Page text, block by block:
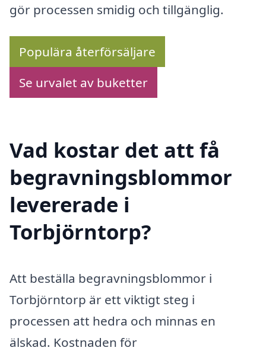
gör processen smidig och tillgänglig.
Populära återförsäljare
Se urvalet av buketter
Vad kostar det att få
begravningsblommor
levererade i
Torbjörntorp?
Att beställa begravningsblommor i
Torbjörntorp är ett viktigt steg i
processen att hedra och minnas en
älskad. Kostnaden för